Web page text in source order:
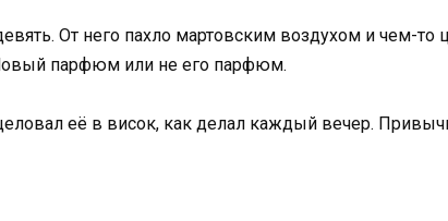
От него пахло мартовским воздухом и чем-то
парфюм или не его парфюм.
её в висок, как делал каждый вечер.